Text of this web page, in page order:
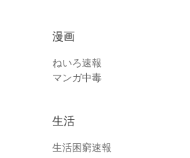
漫画
ねいろ速報
マンガ中毒
生活
生活困窮速報